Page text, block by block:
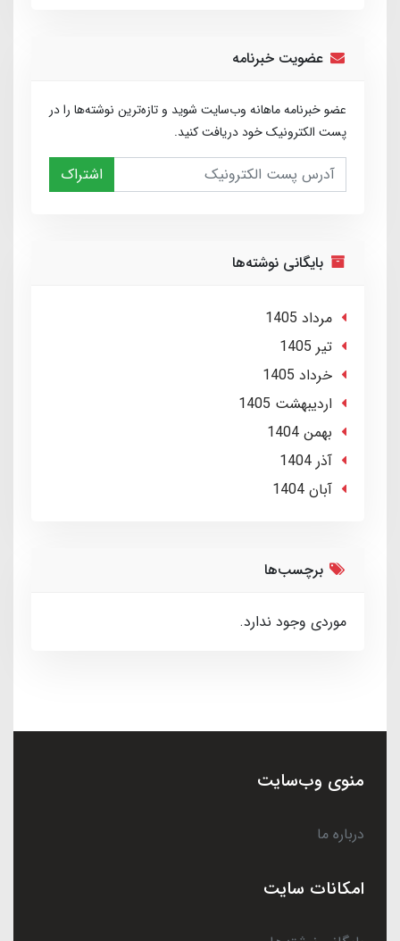
عضویت خبرنامه
عضو خبرنامه ماهانه وب‌سایت شوید و تازه‌ترین نوشته‌ها را در
پست الکترونیک خود دریافت کنید.
اشتراک
بایگانی نوشته‌ها
مرداد 1405
تير 1405
خرداد 1405
ارديبهشت 1405
بهمن 1404
آذر 1404
آبان 1404
برچسب‌ها
موردی وجود ندارد.
منوی وب‌سایت
درباره ما
امکانات سایت